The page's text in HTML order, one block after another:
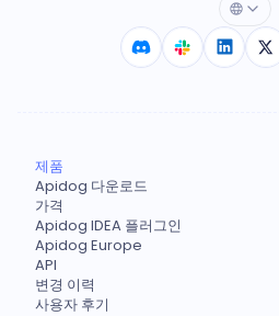
제품
Apidog 다운로드
가격
Apidog IDEA 플러그인
Apidog Europe
API
변경 이력
사용자 후기